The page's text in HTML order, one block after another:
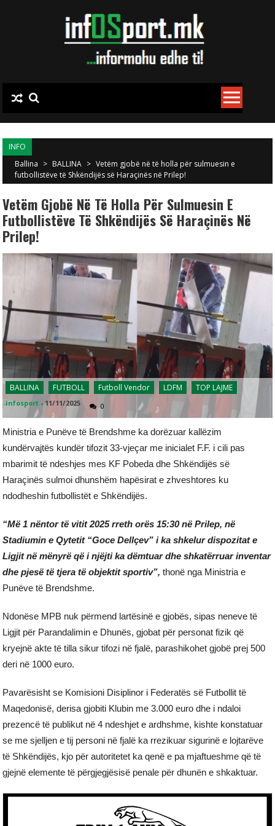
INFO
Ballina > BALLINA > Vetëm gjobë në të holla për sulmuesin e
futbollistëve të Shkëndijës së Haraçinës në Prilep!
Vetëm Gjobë Në Të Holla Për Sulmuesin E
Futbollistëve Të Shkëndijës Së Haraçinës Në
Prilep!
BALLINA FUTBOLL Futboll Vendor LDFM TOP LAJME
infosport - 11/11/2025 0
Ministria e Punëve të Brendshme ka dorëzuar kallëzim
kundërvajtës kundër tifozit 33-vjeçar me inicialet F.F. i cili pas
mbarimit të ndeshjes mes KF Pobeda dhe Shkëndijës së
Haraçinës sulmoi dhunshëm hapësirat e zhveshtores ku
ndodheshin futbollistët e Shkëndijës.
“Më 1 nëntor të vitit 2025 rreth orës 15:30 në Prilep, në
Stadiumin e Qytetit “Goce Dellçev” i ka shkelur dispozitat e
Ligjit në mënyrë që i njëjti ka dëmtuar dhe shkatërruar inventar
dhe pjesë të tjera të objektit sportiv”, thonë nga Ministria e
Punëve të Brendshme.
Ndonëse MPB nuk përmend lartësinë e gjobës, sipas neneve të
Ligjit për Parandalimin e Dhunës, gjobat për personat fizik që
kryejnë akte të tilla sikur tifozi në fjalë, parashikohet gjobë prej 500
deri në 1000 euro.
Pavarësisht se Komisioni Disiplinor i Federatës së Futbollit të
Maqedonisë, derisa gjobiti Klubin me 3.000 euro dhe i ndaloi
prezencë të publikut në 4 ndeshjet e ardhshme, kishte konstatuar
se me sjelljen e tij personi në fjalë ka rrezikuar sigurinë e lojtarëve
të Shkëndijës, kjo për autoritetet ka qenë e pa mjaftueshme që të
gjejnë elemente të përgjegjësisë penale për dhunën e shkaktuar.